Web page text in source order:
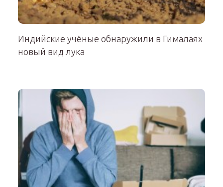
Индийские учёные обнаружили в Гималаях
новый вид лука